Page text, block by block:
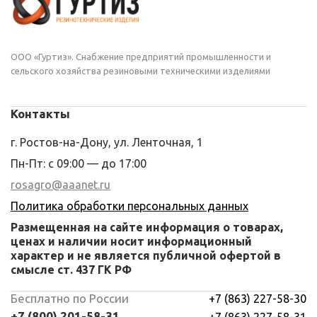
ООО «Гуртиз». Снабжение предприятий промышленности и
сельского хозяйства резиновыми техническими изделиями
Контакты
г. Ростов-на-Дону, ул. Ленточная, 1
Пн-Пт: с 09:00 — до 17:00
rosagro@aaanet.ru
Политика обработки персональных данных
Размещенная на сайте информация о товарах,
ценах и наличии носит информационный
характер и не является публичной офертой в
смысле ст. 437 ГК РФ
Бесплатно по России
+7 (863) 227-58-30